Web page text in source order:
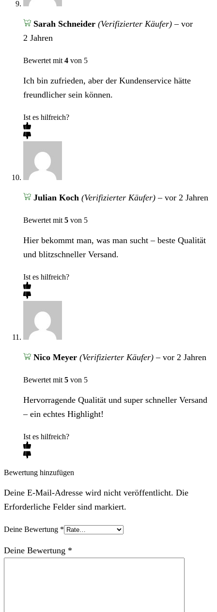
Sarah Schneider (Verifizierter Käufer) – vor
2 Jahren
Bewertet mit 4 von 5
Ich bin zufrieden, aber der Kundenservice hätte
freundlicher sein können.
Ist es hilfreich?
Julian Koch (Verifizierter Käufer) – vor 2 Jahren
Bewertet mit 5 von 5
Hier bekommt man, was man sucht – beste Qualität
und blitzschneller Versand.
Ist es hilfreich?
Nico Meyer (Verifizierter Käufer) – vor 2 Jahren
Bewertet mit 5 von 5
Hervorragende Qualität und super schneller Versand
– ein echtes Highlight!
Ist es hilfreich?
Bewertung hinzufügen
Deine E-Mail-Adresse wird nicht veröffentlicht. Die
Erforderliche Felder sind markiert.
Deine Bewertung *
Deine Bewertung *